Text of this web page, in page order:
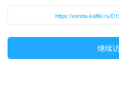
https://vorota-kalitki.ru/
继续